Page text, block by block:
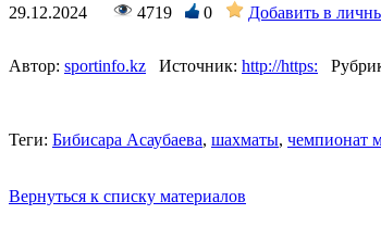
29.12.2024 4719 0 Добавить в
Автор: sportinfo.kz Источник: http://https:
Теги: Бибисара Асаубаева, шахматы, чемпионат
Вернуться к списку материалов